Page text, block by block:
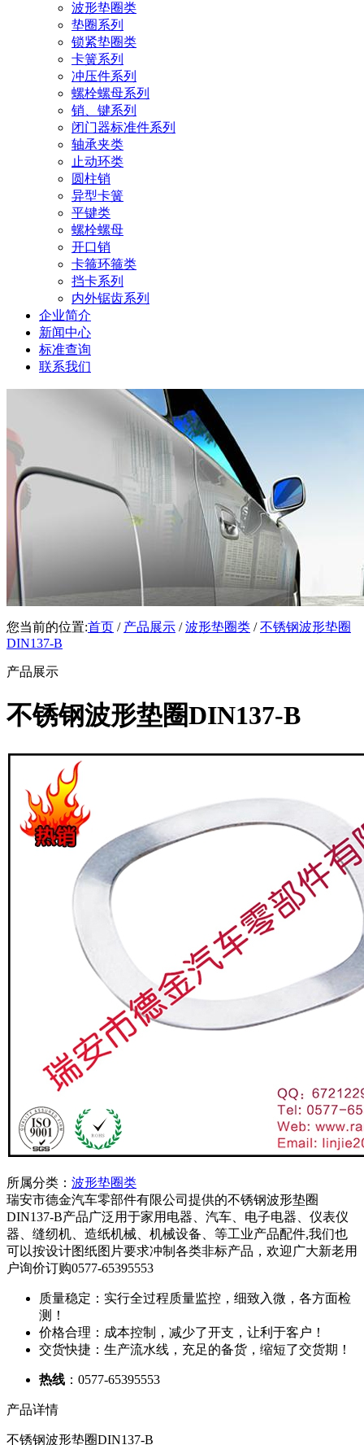
波形垫圈类
垫圈系列
锁紧垫圈类
卡簧系列
冲压件系列
螺栓螺母系列
销、键系列
闭门器标准件系列
轴承夹类
止动环类
圆柱销
异型卡簧
平键类
螺栓螺母
开口销
卡箍环箍类
挡卡系列
内外锯齿系列
企业简介
新闻中心
标准查询
联系我们
您当前的位置:首页 / 产品展示 /波形垫圈类 /不锈钢波形垫圈
DIN137-B
产品展示
不锈钢波形垫圈DIN137-B
所属分类： 波形垫圈类
瑞安市德金汽车零部件有限公司提供的不锈钢波形垫圈
DIN137-B产品广泛用于家用电器、汽车、电子电器、仪表仪
器、缝纫机、造纸机械、机械设备、等工业产品配件,我们也
可以按设计图纸图片要求冲制各类非标产品，欢迎广大新老用
户询价订购0577-65395553
质量稳定：实行全过程质量监控，细致入微，各方面检
测！
价格合理：成本控制，减少了开支，让利于客户！
交货快捷：生产流水线，充足的备货，缩短了交货期！
热线 ：0577-65395553
产品详情
不锈钢波形垫圈DIN137-B